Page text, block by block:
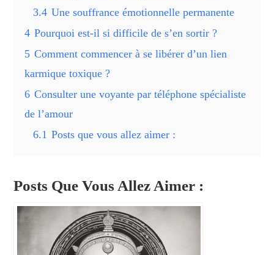
3.4 Une souffrance émotionnelle permanente
4 Pourquoi est-il si difficile de s’en sortir ?
5 Comment commencer à se libérer d’un lien
karmique toxique ?
6 Consulter une voyante par téléphone spécialiste
de l’amour
6.1 Posts que vous allez aimer :
Posts Que Vous Allez Aimer :